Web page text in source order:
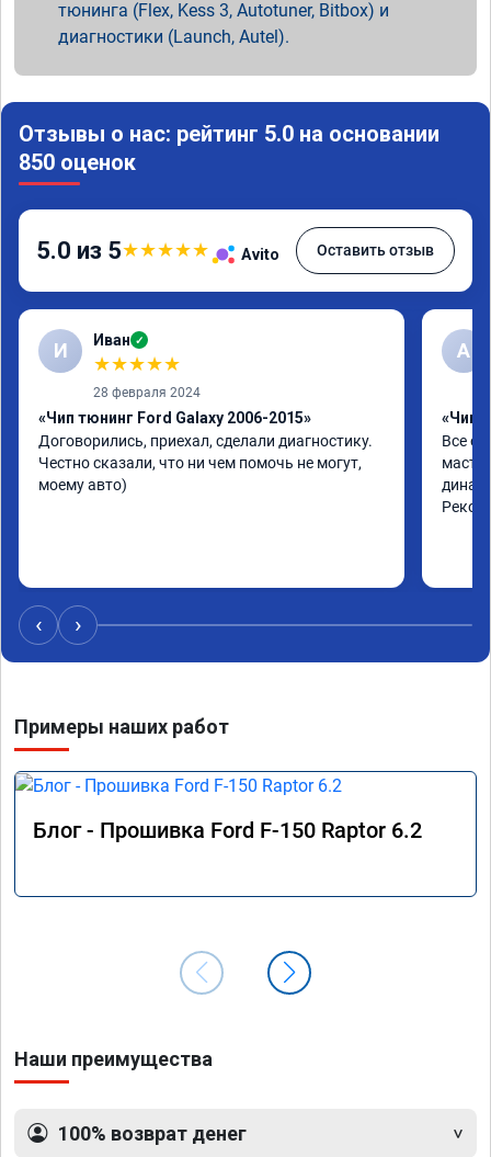
тюнинга (Flex, Kess 3, Autotuner, Bitbox) и
диагностики (Launch, Autel).
Отзывы о нас: рейтинг 5.0 на основании
850 оценок
5.0 из 5★★★★★ Avito Оставить отзыв
И Иван ✓
★★★★★
28 февраля 2024
«Чип тюнинг Ford Galaxy 2006-2015»
Договорились, приехал, сделали диагностику.
Честно сказали, что ни чем помочь не могут,
моему авто)
А
«Чип
Все
‹ ›
Примеры наших работ
Блог - Прошивка Ford F-150 Raptor 6.2
Наши преимущества
100% возврат денег